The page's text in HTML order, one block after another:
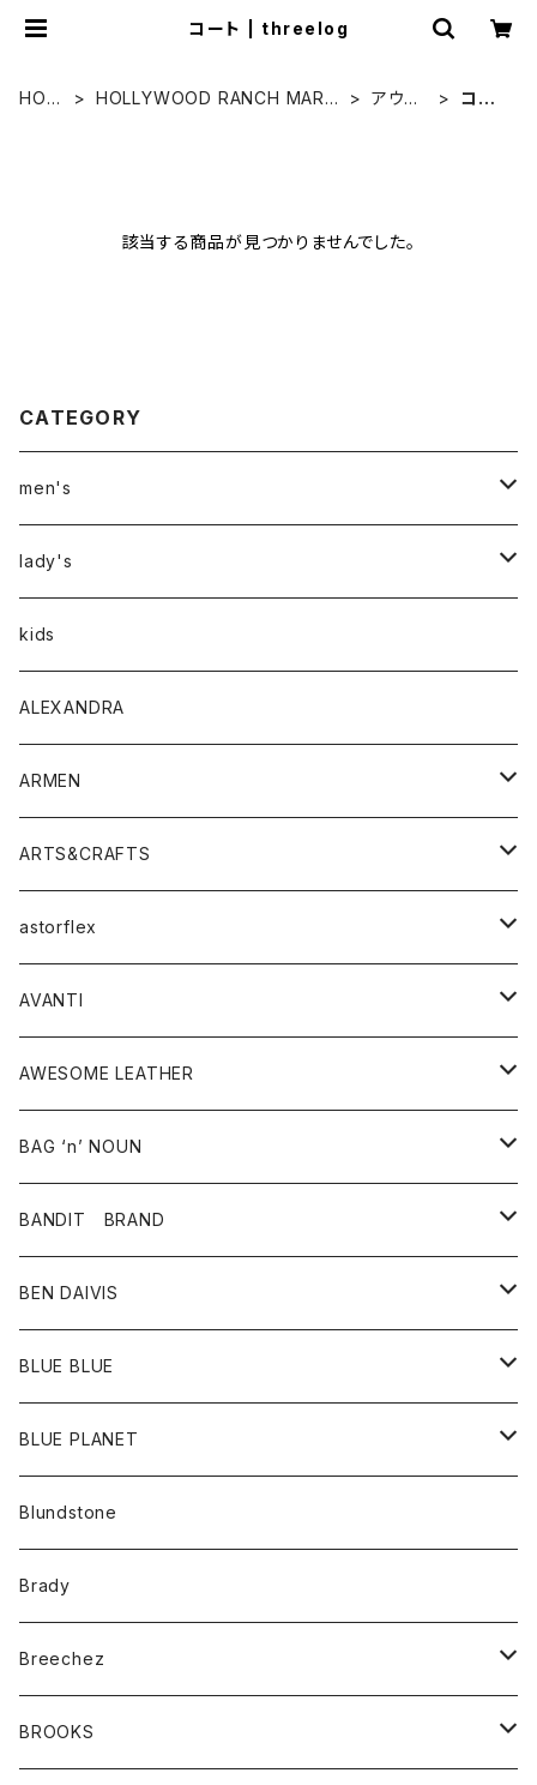
コート | threelog
HOM
HOLLYWOOD RANCH MARK
アウタ
コー
該当する商品が見つかりませんでした。
CATEGORY
men's
アウター
トップス
Tシャツ
シャツ
ボトムス
lady's
アウター
トップス
Tシャツ・カットソー
シャツ・ブラウス
ボトムス
パンツ
スカート
ワンピース・オールインワン
バッグ
シューズ
アクセサリー
その他雑貨
kids
ALEXANDRA
ARMEN
アウター
コート
ジャケット
トップス
ベスト
シャツ
ワンピース
ボトム
スカート
パンツ
グッズ
靴
ARTS&CRAFTS
アクセサリー
ウォレット
バッグ
astorflex
グッズ
靴
AVANTI
シャツ
AWESOME LEATHER
アウター
革ジャケット
BAG ‘n’ NOUN
アクセサリー
バッグ
ポーチ
BANDIT BRAND
トップス
Ｔシャツ
BEN DAIVIS
ポトム
パンツ
BLUE BLUE
アウター
カーディガン
コート
アクセサリー
バッグ
ベルト
キッズ
Tシャツ
グッズ
アンダーウェアー
トップス
BLUE PLANET
サングラス
Blundstone
Brady
Breechez
シャツ
BROOKS